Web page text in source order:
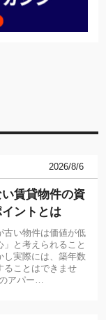
2026/8/6
賃貸物件の資
ントとは
古い物件は価値が低
」と考えられること
し実際には、築年数
ることはできませ
アパー…